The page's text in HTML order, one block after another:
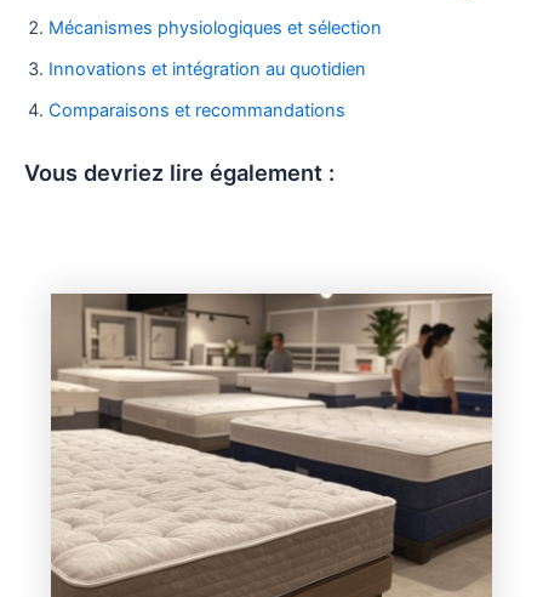
Mécanismes physiologiques et sélection
Innovations et intégration au quotidien
Comparaisons et recommandations
Vous devriez lire également :